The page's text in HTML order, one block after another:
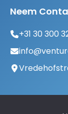
Neem
+31 30 300